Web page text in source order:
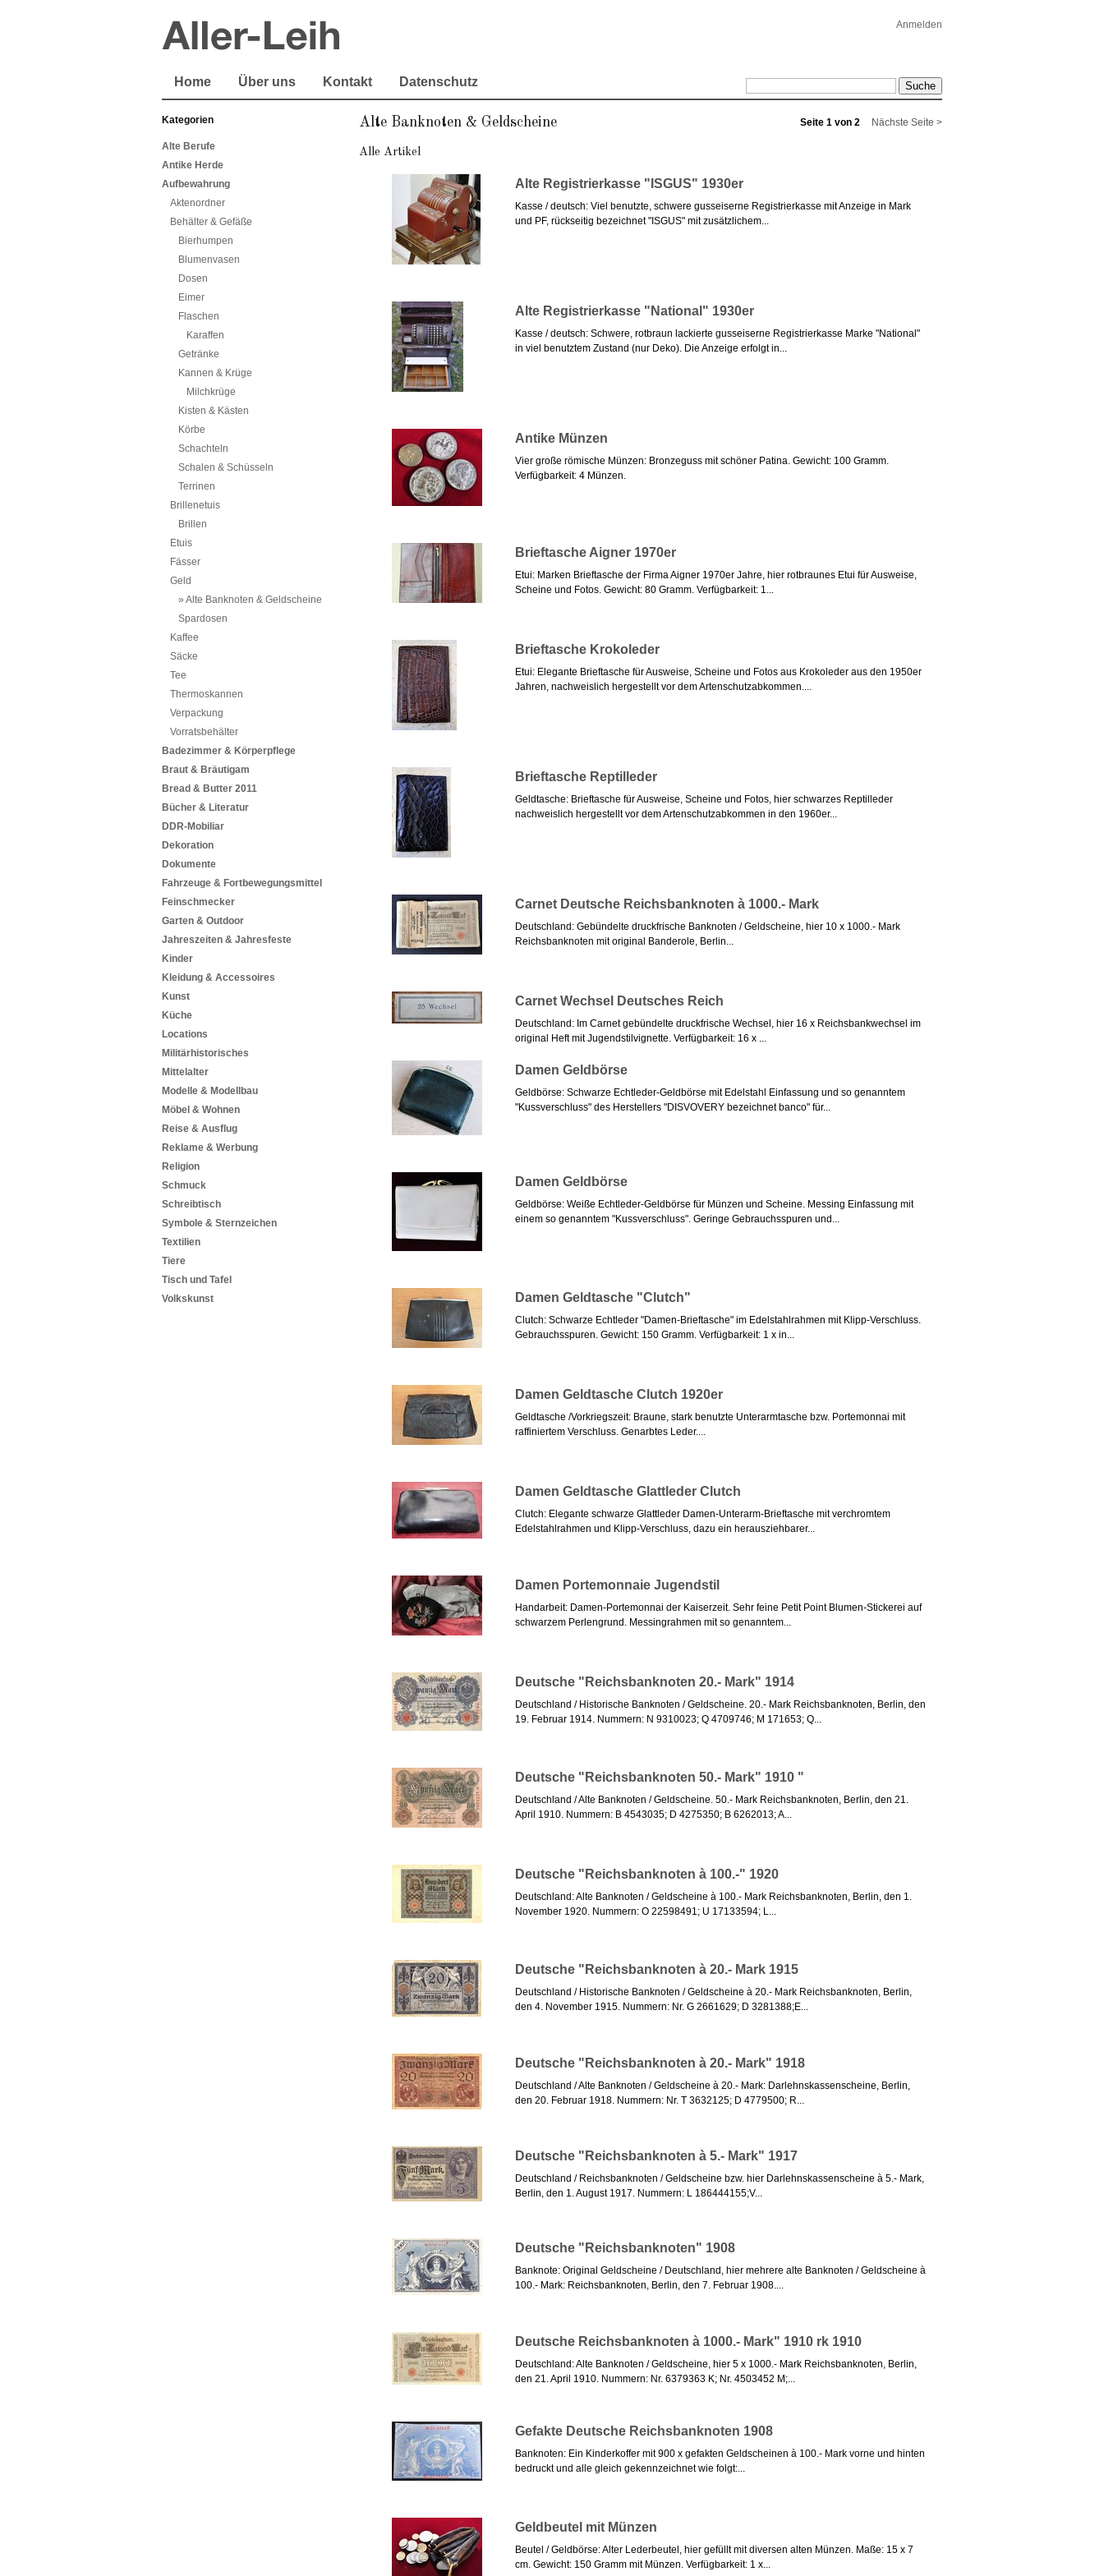
Anmelden
Home Über uns Kontakt Datenschutz
Kategorien
Alte Berufe
Antike Herde
Aufbewahrung
Aktenordner
Behälter & Gefäße
Bierhumpen
Blumenvasen
Dosen
Eimer
Flaschen
Karaffen
Getränke
Kannen & Krüge
Milchkrüge
Kisten & Kästen
Körbe
Schachteln
Schalen & Schüsseln
Terrinen
Brillenetuis
Brillen
Etuis
Fässer
Geld
Alte Banknoten & Geldscheine
Spardosen
Kaffee
Säcke
Tee
Thermoskannen
Verpackung
Vorratsbehälter
Badezimmer & Körperpflege
Braut & Bräutigam
Bread & Butter 2011
Bücher & Literatur
DDR-Mobiliar
Dekoration
Dokumente
Fahrzeuge & Fortbewegungsmittel
Feinschmecker
Garten & Outdoor
Jahreszeiten & Jahresfeste
Kinder
Kleidung & Accessoires
Kunst
Küche
Locations
Militärhistorisches
Mittelalter
Modelle & Modellbau
Möbel & Wohnen
Reise & Ausflug
Reklame & Werbung
Religion
Schmuck
Schreibtisch
Symbole & Sternzeichen
Textilien
Tiere
Tisch und Tafel
Volkskunst
Seite 1 von 2 Nächste Seite >
Alte Banknoten & Geldscheine
Alle Artikel
Alte Registrierkasse "ISGUS" 1930er
Kasse / deutsch: Viel benutzte, schwere gusseiserne Registrierkasse mit Anzeige in Mark
und PF, rückseitig bezeichnet "ISGUS" mit zusätzlichem...
Alte Registrierkasse "National" 1930er
Kasse / deutsch: Schwere, rotbraun lackierte gusseiserne Registrierkasse Marke "National"
in viel benutztem Zustand (nur Deko). Die Anzeige erfolgt in...
Antike Münzen
Vier große römische Münzen: Bronzeguss mit schöner Patina. Gewicht: 100 Gramm.
Verfügbarkeit: 4 Münzen.
Brieftasche Aigner 1970er
Etui: Marken Brieftasche der Firma Aigner 1970er Jahre, hier rotbraunes Etui für Ausweise,
Scheine und Fotos. Gewicht: 80 Gramm. Verfügbarkeit: 1...
Brieftasche Krokoleder
Etui: Elegante Brieftasche für Ausweise, Scheine und Fotos aus Krokoleder aus den 1950er
Jahren, nachweislich hergestellt vor dem Artenschutzabkommen....
Brieftasche Reptilleder
Geldtasche: Brieftasche für Ausweise, Scheine und Fotos, hier schwarzes Reptilleder
nachweislich hergestellt vor dem Artenschutzabkommen in den 1960er...
Carnet Deutsche Reichsbanknoten à 1000.- Mark
Deutschland: Gebündelte druckfrische Banknoten / Geldscheine, hier 10 x 1000.- Mark
Reichsbanknoten mit original Banderole, Berlin...
Carnet Wechsel Deutsches Reich
Deutschland: Im Carnet gebündelte druckfrische Wechsel, hier 16 x Reichsbankwechsel im
original Heft mit Jugendstilvignette. Verfügbarkeit: 16 x ...
Damen Geldbörse
Geldbörse: Schwarze Echtleder-Geldbörse mit Edelstahl Einfassung und so genanntem
"Kussverschluss" des Herstellers "DISVOVERY bezeichnet banco" für...
Damen Geldbörse
Geldbörse: Weiße Echtleder-Geldbörse für Münzen und Scheine. Messing Einfassung mit
einem so genanntem "Kussverschluss". Geringe Gebrauchsspuren und...
Damen Geldtasche "Clutch"
Clutch: Schwarze Echtleder "Damen-Brieftasche" im Edelstahlrahmen mit Klipp-Verschluss.
Gebrauchsspuren. Gewicht: 150 Gramm. Verfügbarkeit: 1 x in...
Damen Geldtasche Clutch 1920er
Geldtasche /Vorkriegszeit: Braune, stark benutzte Unterarmtasche bzw. Portemonnai mit
raffiniertem Verschluss. Genarbtes Leder....
Damen Geldtasche Glattleder Clutch
Clutch: Elegante schwarze Glattleder Damen-Unterarm-Brieftasche mit verchromtem
Edelstahlrahmen und Klipp-Verschluss, dazu ein herausziehbarer...
Damen Portemonnaie Jugendstil
Handarbeit: Damen-Portemonnai der Kaiserzeit. Sehr feine Petit Point Blumen-Stickerei auf
schwarzem Perlengrund. Messingrahmen mit so genanntem...
Deutsche "Reichsbanknoten 20.- Mark" 1914
Deutschland / Historische Banknoten / Geldscheine. 20.- Mark Reichsbanknoten, Berlin, den
19. Februar 1914. Nummern: N 9310023; Q 4709746; M 171653; Q...
Deutsche "Reichsbanknoten 50.- Mark" 1910 "
Deutschland / Alte Banknoten / Geldscheine. 50.- Mark Reichsbanknoten, Berlin, den 21.
April 1910. Nummern: B 4543035; D 4275350; B 6262013; A...
Deutsche "Reichsbanknoten à 100.-" 1920
Deutschland: Alte Banknoten / Geldscheine à 100.- Mark Reichsbanknoten, Berlin, den 1.
November 1920. Nummern: O 22598491; U 17133594; L...
Deutsche "Reichsbanknoten à 20.- Mark 1915
Deutschland / Historische Banknoten / Geldscheine à 20.- Mark Reichsbanknoten, Berlin,
den 4. November 1915. Nummern: Nr. G 2661629; D 3281388;E...
Deutsche "Reichsbanknoten à 20.- Mark" 1918
Deutschland / Alte Banknoten / Geldscheine à 20.- Mark: Darlehnskassenscheine, Berlin,
den 20. Februar 1918. Nummern: Nr. T 3632125; D 4779500; R...
Deutsche "Reichsbanknoten à 5.- Mark" 1917
Deutschland / Reichsbanknoten / Geldscheine bzw. hier Darlehnskassenscheine à 5.- Mark,
Berlin, den 1. August 1917. Nummern: L 186444155;V...
Deutsche "Reichsbanknoten" 1908
Banknote: Original Geldscheine / Deutschland, hier mehrere alte Banknoten / Geldscheine à
100.- Mark: Reichsbanknoten, Berlin, den 7. Februar 1908....
Deutsche Reichsbanknoten à 1000.- Mark" 1910 rk 1910
Deutschland: Alte Banknoten / Geldscheine, hier 5 x 1000.- Mark Reichsbanknoten, Berlin,
den 21. April 1910. Nummern: Nr. 6379363 K; Nr. 4503452 M;...
Gefakte Deutsche Reichsbanknoten 1908
Banknoten: Ein Kinderkoffer mit 900 x gefakten Geldscheinen à 100.- Mark vorne und hinten
bedruckt und alle gleich gekennzeichnet wie folgt:...
Geldbeutel mit Münzen
Beutel / Geldbörse: Alter Lederbeutel, hier gefüllt mit diversen alten Münzen. Maße: 15 x 7
cm. Gewicht: 150 Gramm mit Münzen. Verfügbarkeit: 1 x...